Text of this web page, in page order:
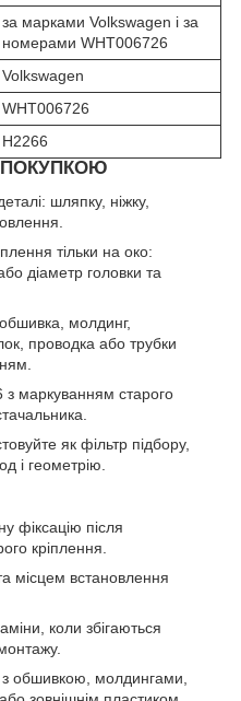
за марками Volkswagen і за
номерами WHT006726
Volkswagen
WHT006726
H2266
ПОКУПКОЮ
шляпку, ніжку,
тільки на око:
діаметр головки та
молдинг,
проводка або трубки
маркуванням старого
як фільтр підбору,
і геометрію.
фіксацію після
кріплення.
місцем встановлення
коли збігаються
з обшивкою, молдингами,